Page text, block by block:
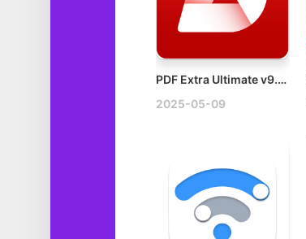
PDF Extra Ultimate v9.70.57653 Win PDF编辑转换标记软件多语言破解版
2025-05-09